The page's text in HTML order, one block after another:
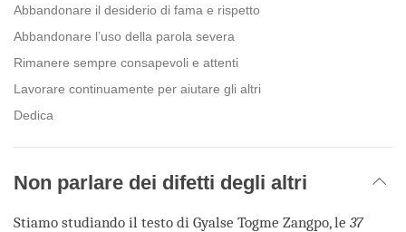
Abbandonare il desiderio di fama e rispetto
Abbandonare l’uso della parola severa
Rimanere sempre consapevoli e attenti
Lavorare continuamente per aiutare gli altri
Dedica
Non parlare dei difetti degli altri
Stiamo studiando il testo di Gyalse Togme Zangpo, le 37